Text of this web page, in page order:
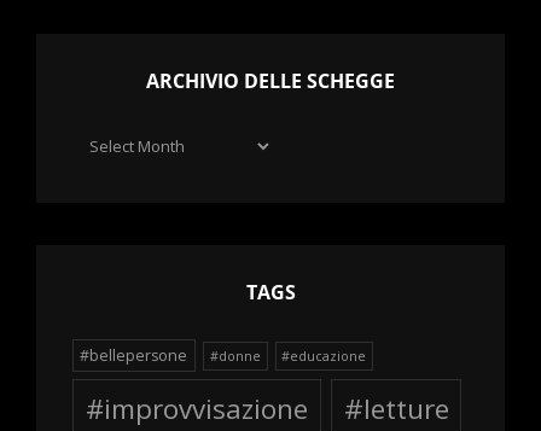
ARCHIVIO DELLE SCHEGGE
Archivio
TAGS
#bellepersone #donne #educazione
#improvvisazione
#letture